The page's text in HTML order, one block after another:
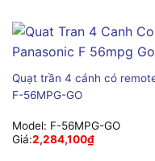
Quạt trần 4 cánh có
F-56MPG-GO
Model: F-56MPG-GO
Giá:2,284,100₫